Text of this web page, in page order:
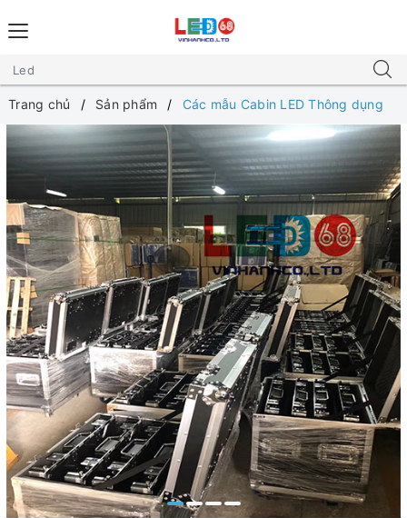
Trang chủ Sản phẩm Các mẫu Cabin LED Thông dụng